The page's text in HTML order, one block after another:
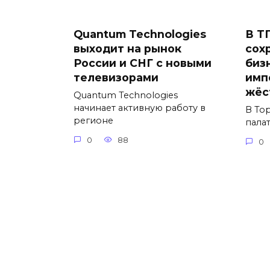
Quantum Technologies
выходит на рынок
России и СНГ с новыми
телевизорами
Quantum Technologies
начинает активную работу в
регионе
0 88
В
В
0